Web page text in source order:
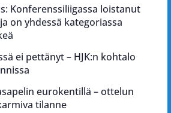
Konferenssiliigassa loistanut
on yhdessä kategoriassa
ei pettänyt – HJK:n kohtalo
eurokentillä – ottelun
tilanne